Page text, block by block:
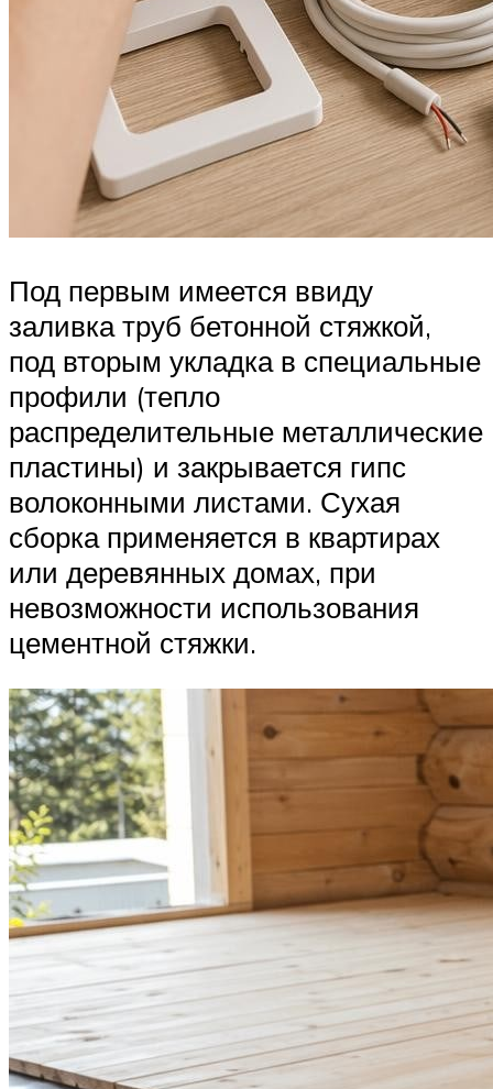
Под первым имеется ввиду
заливка труб бетонной стяжкой,
под вторым укладка в специальные
профили (тепло
распределительные металлические
пластины) и закрывается гипс
волоконными листами. Сухая
сборка применяется в квартирах
или деревянных домах, при
невозможности использования
цементной стяжки.